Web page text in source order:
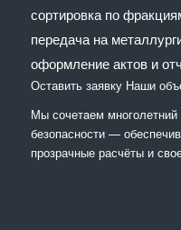
сортировка по
передача на
оформление актов и
Оставить заявку Наши
Мы сочетaем многолетний
безопасности —
прозрачные расчёты и